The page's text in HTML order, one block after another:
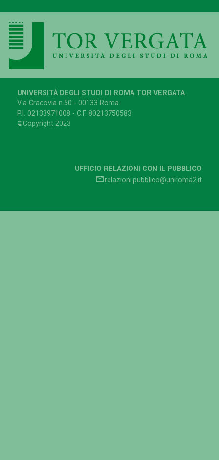
UNIVERSITÀ DEGLI STUDI DI ROMA TOR VERGATA
Via Cracovia n.50 - 00133 Roma
P.I. 02133971008 - C.F. 80213750583
©Copyright 2023
UFFICIO RELAZIONI CON IL PUBBLICO
relazioni.pubblico@uniroma2.it